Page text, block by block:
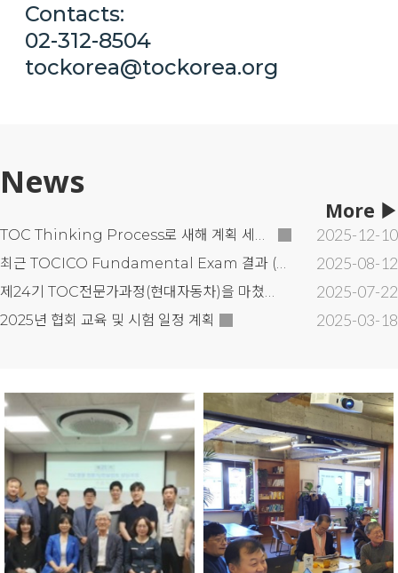
Contacts:
02-312-8504
tockorea@tockorea.org
News
More ▶
2025-12-10
2025-08-12
2025-07-22
2025년 협회 교육 및 시험 일정 계획 2025-03-18